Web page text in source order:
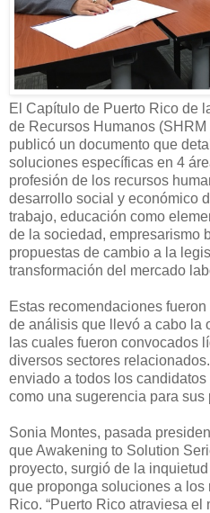
El Capítulo de Puerto Rico de
de Recursos Humanos
publicó un documento que
soluciones específicas en 4
profesión de los recursos
desarrollo social y económico
trabajo, educación como
de la sociedad, empresarismo
propuestas de cambio a la
transformación del mercado
Estas recomendaciones
de análisis que llevó a cabo la
las cuales fueron convocados
diversos sectores
enviado a todos los
como una sugerencia para sus
Sonia Montes, pasada
que Awakening to Solution
proyecto, surgió de la
que proponga soluciones a
Rico. “Puerto Rico atraviesa